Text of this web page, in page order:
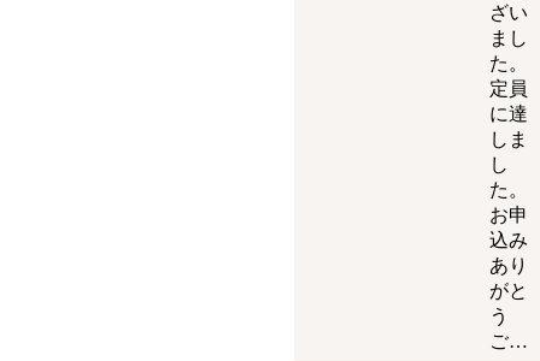
ざい
まし
た。
定員
に達
しま
し
た。
お申
込み
あり
がと
う
ご…